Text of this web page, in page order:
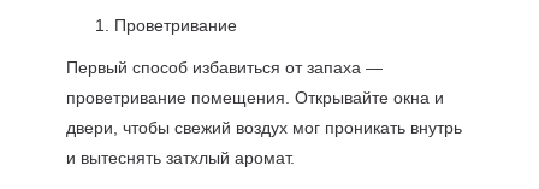
Проветривание
Первый способ избавиться от запаха —
проветривание помещения. Открывайте окна и
двери, чтобы свежий воздух мог проникать внутрь
и вытеснять затхлый аромат.